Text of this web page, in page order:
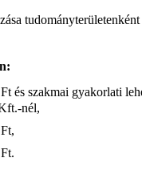
és szakmai gyakorlati
nél,